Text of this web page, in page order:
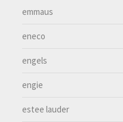
emmaus
eneco
engels
engie
estee lauder